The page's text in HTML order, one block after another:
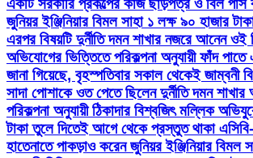
একটি সরকারি প্রকল্পের কাজ ছাড়পত্র ও বিল পাস
জুনিয়র ইঞ্জিনিয়ার বিমল সাহা ১ লক্ষ ৯০ হাজার
এরপর বিষয়টি দুর্নীতি দমন শাখার নজরে আনেন ওই
অভিযোগের ভিত্তিতে পরিকল্পনা অনুযায়ী ফাঁদ
জানা গিয়েছে, বৃহস্পতিবার সকাল থেকেই জাম্বনী
সাদা পোশাকে ওত পেতে ছিলেন দুর্নীতি দমন শাখার
পরিকল্পনা অনুযায়ী ঠিকাদার বিশ্বজিৎ মল্লিক
টাকা তুলে দিতেই আগে থেকে প্রস্তুত থাকা
হাতেনাতে পাকড়াও করেন জুনিয়র ইঞ্জিনিয়ার